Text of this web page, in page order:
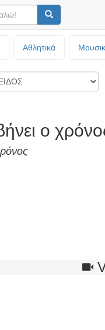
Αθλητικά
ο